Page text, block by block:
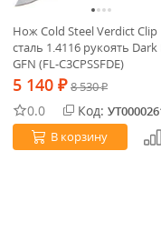
Нож Cold Steel Verdict Clip
сталь 1.4116 рукоять Dark
GFN (FL-C3CPSSFDE)
5 140 ₽ 8 530₽
0.0 Код:
В корзину